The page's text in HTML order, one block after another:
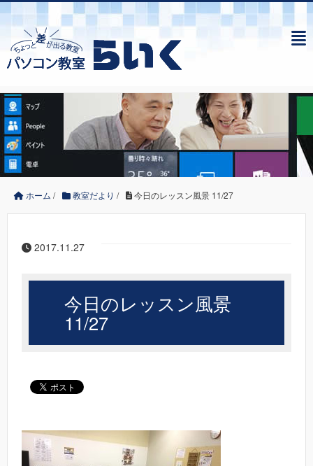
ホーム / 教室だより / 今日のレッスン風景 11/27
2017.11.27
今日のレッスン風景
11/27